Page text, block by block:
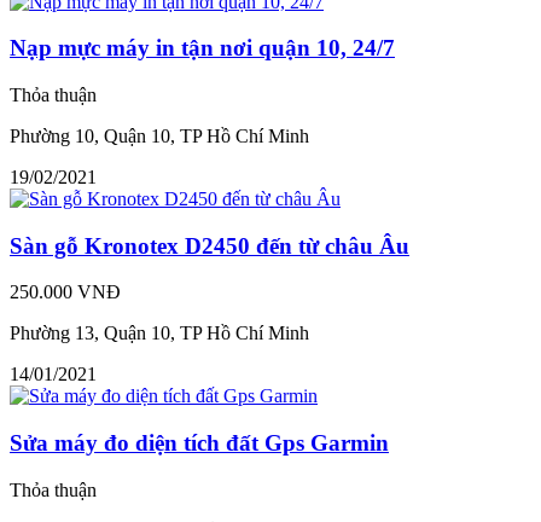
Nạp mực máy in tận nơi quận 10, 24/7
Thỏa thuận
Phường 10, Quận 10, TP Hồ Chí Minh
19/02/2021
Sàn gỗ Kronotex D2450 đến từ châu Âu
250.000 VNĐ
Phường 13, Quận 10, TP Hồ Chí Minh
14/01/2021
Sửa máy đo diện tích đất Gps Garmin
Thỏa thuận